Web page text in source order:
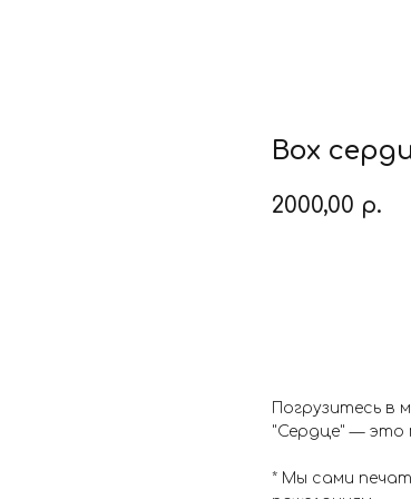
Box
2000,00 р.
Погрузитесь в
"Сердце" — это
* Мы сами